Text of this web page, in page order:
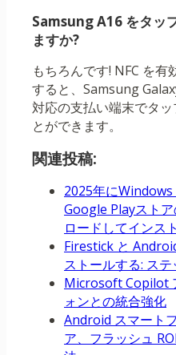
Samsung A16 をタッ
ますか?
もちろんです! NFC を
すると、Samsung
対応の支払い端末でタ
とができます。
関連投稿:
2025年にWindows
Google Playスト
ロードしてインス
Firestick と
ストールする: ス
Microsoft Copilot
ォンとの統合強化
Android スマート
ア、フラッシュ